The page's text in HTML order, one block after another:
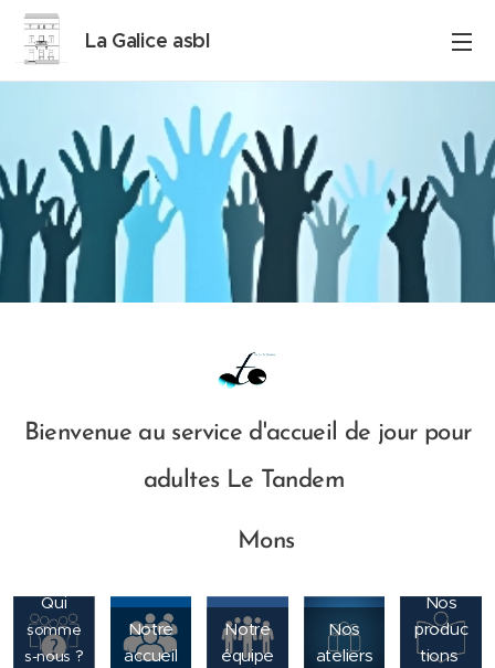
La Galice asbl
Bienvenue au service d'accueil de jour pour
adultes Le Tandem
📍 Mons
Qui
somme
s-nous ?
Notre
accueil
Notre
équipe
Nos
ateliers
Nos
produc
tions